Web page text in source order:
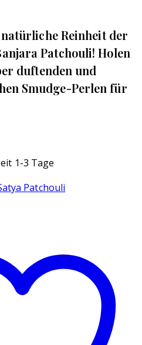
natürliche Reinheit der
Patchouli! Holen
duftenden und
Smudge-Perlen für
1-3 Tage